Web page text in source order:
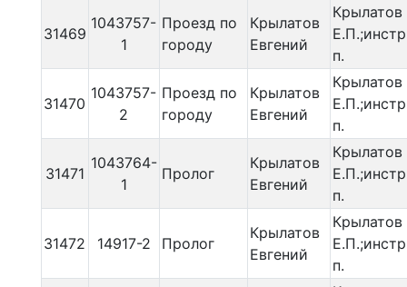
31469
1043757-
1
Проезд по
городу
Крылатов
Евгений
Крылатов
п.
31470
1043757-
2
Проезд по
городу
Крылатов
Евгений
Крылатов
п.
31471
1043764-
1
Пролог
Крылатов
Евгений
Крылатов
п.
31472 14917-2 Пролог
Крылатов
Евгений
Крылатов
п.